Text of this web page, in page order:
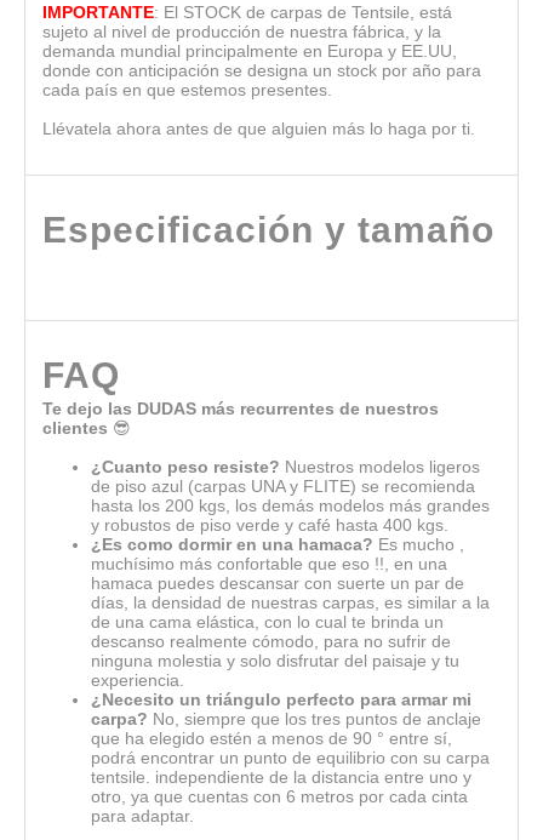
IMPORTANTE: El STOCK de carpas de Tentsile, está
sujeto al nivel de producción de nuestra fábrica, y la
demanda mundial principalmente en Europa y EE.UU,
donde con anticipación se designa un stock por año para
cada país en que estemos presentes.
Llévatela ahora antes de que alguien más lo haga por ti.
Especificación y tamaño
FAQ
Te dejo las DUDAS más recurrentes de nuestros
clientes 😎
¿Cuanto peso resiste? Nuestros modelos ligeros
de piso azul (carpas UNA y FLITE) se recomienda
hasta los 200 kgs, los demás modelos más grandes
y robustos de piso verde y café hasta 400 kgs.
¿Es como dormir en una hamaca? Es mucho ,
muchísimo más confortable que eso !!, en una
hamaca puedes descansar con suerte un par de
días, la densidad de nuestras carpas, es similar a la
de una cama elástica, con lo cual te brinda un
descanso realmente cómodo, para no sufrir de
ninguna molestia y solo disfrutar del paisaje y tu
experiencia.
¿Necesito un triángulo perfecto para armar mi
carpa? No, siempre que los tres puntos de anclaje
que ha elegido estén a menos de 90 ° entre sí,
podrá encontrar un punto de equilibrio con su carpa
tentsile. independiente de la distancia entre uno y
otro, ya que cuentas con 6 metros por cada cinta
para adaptar.